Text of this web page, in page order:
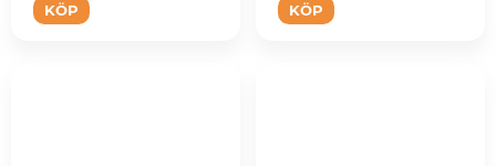
KÖP KÖP